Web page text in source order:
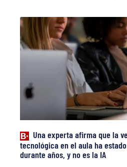
Una experta afirma que la
tecnológica en el aula ha
durante años, y no es la IA